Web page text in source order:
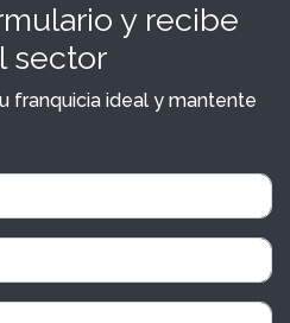
y recibe
sector
franquicia ideal y mantente